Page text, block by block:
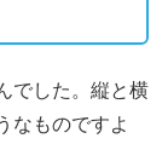
でした。縦と横
なものですよ